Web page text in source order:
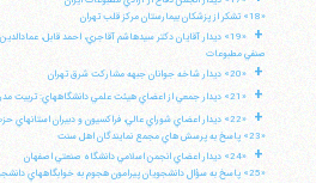
«18» تشكر از پزشكان بيمارستان مركز قلب تهران
+
«19» ديدار آقايان دكتر سيدهاشم آقاجري، احمد قابل،
صنفي مطبوعات
+ «20» ديدار شاخه جوانان جبهه مشاركت شرق تهران
+ «21» ديدار جمعي از اعضاي هيئت علمي دانشگاههاي: تربيت مدرس، تهران، علومپزشكي تهران و امام حسين (ع)
+
«22» ديدار اعضاي شوراي عالي، فراكسيون و دبيران استانهاي حزب همبستگي
«23» پاسخ به پرسش هاي مجمع نمايندگان اهل سنت
+
«24» ديدار اعضاي انجمن اسلامي دانشگاه صنعتي اصفهان
«25» پاسخ به سؤال دانشجويان پيرامون هجوم به خوابگاههاي دانشجويي